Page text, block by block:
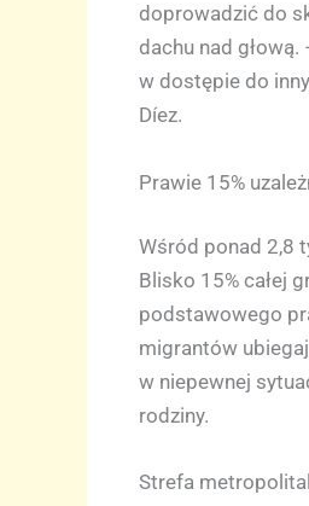
doprowadzić do
dachu nad
w dostępie do
Díez.
Prawie 15%
Wśród ponad 2,8
Blisko 15% całej
podstawowego
migrantów
w niepewnej
rodziny.
Strefa